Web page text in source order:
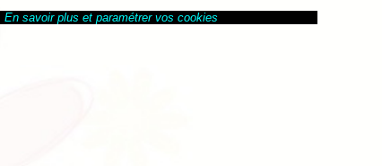
En savoir plus et paramétrer vos cookies